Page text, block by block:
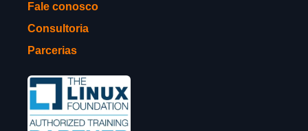
Fale conosco
Consultoria
Parcerias